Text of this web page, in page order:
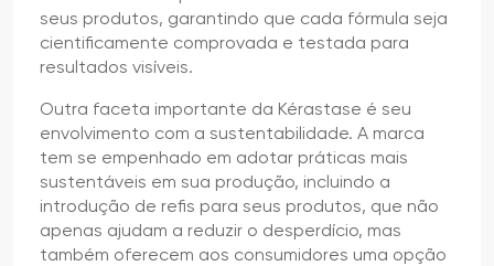
seus produtos, garantindo que cada fórmula seja
cientificamente comprovada e testada para
resultados visíveis.
Outra faceta importante da Kérastase é seu
envolvimento com a sustentabilidade. A marca
tem se empenhado em adotar práticas mais
sustentáveis em sua produção, incluindo a
introdução de refis para seus produtos, que não
apenas ajudam a reduzir o desperdício, mas
também oferecem aos consumidores uma opção